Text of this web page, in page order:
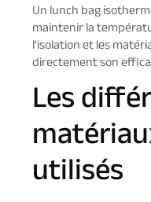
Un lunch bag
maintenir la
l'isolation et les
directement son
Les
utilisés